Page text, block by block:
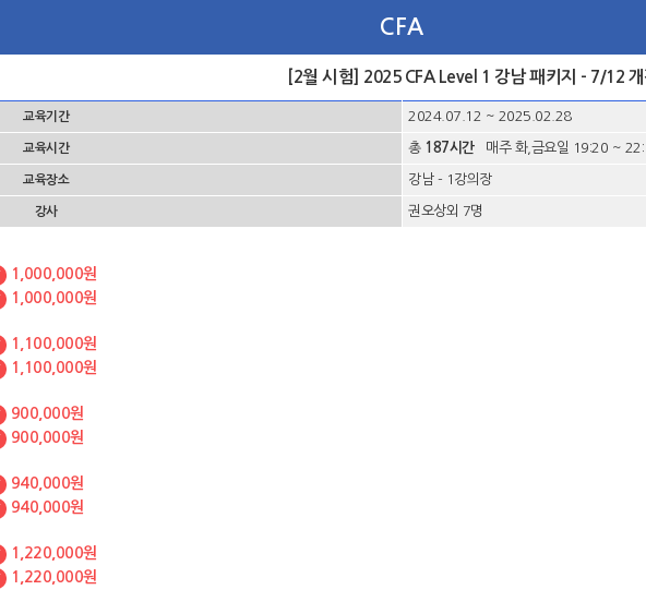
CFA
[2월 시험] 2025 CFA Level 1 강남 패키지 - 7/12
교육기간 2024.07.12 ~ 2025.02.28
교육시간 총 187시간매주 화,금요일 19:20 ~
교육장소 강남 - 1강의장
강사 권오상외 7명
1,000,000원
1,000,000원
1,100,000원
1,100,000원
900,000원
900,000원
940,000원
940,000원
1,220,000원
1,220,000원